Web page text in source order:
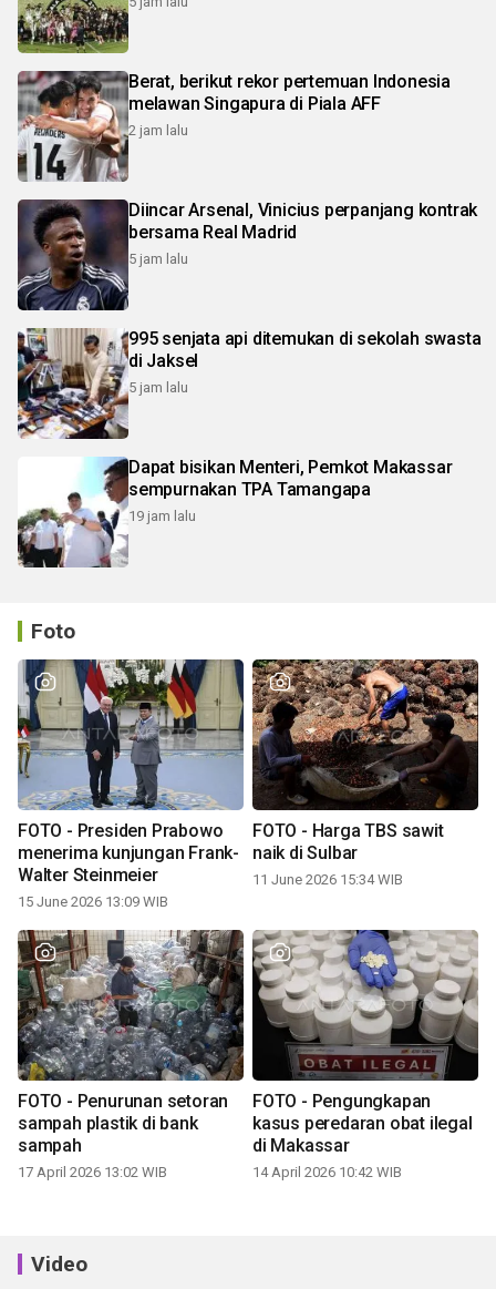
Berat, berikut rekor pertemuan Indonesia
melawan Singapura di Piala AFF
2 jam lalu
Diincar Arsenal, Vinicius perpanjang kontrak
bersama Real Madrid
5 jam lalu
995 senjata api ditemukan di sekolah swasta
di Jaksel
5 jam lalu
Dapat bisikan Menteri, Pemkot Makassar
sempurnakan TPA Tamangapa
19 jam lalu
Foto
FOTO - Presiden Prabowo
menerima kunjungan Frank-
Walter Steinmeier
15 June 2026 13:09 WIB
FOTO - Harga TBS sawit
naik di Sulbar
11 June 2026 15:34 WIB
FOTO - Penurunan setoran
sampah plastik di bank
sampah
17 April 2026 13:02 WIB
FOTO - Pengungkapan
kasus peredaran obat ilegal
di Makassar
14 April 2026 10:42 WIB
Video